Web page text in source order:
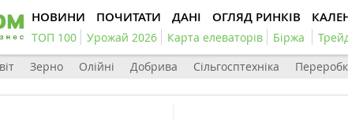
НОВИНИ ПОЧИТАТИ ДАНІ ОГЛЯД РИНКІВ
ТОП 100 Урожай 2026 Карта елеваторів Біржа
Зерно Олійні Добрива Сільгосптехніка